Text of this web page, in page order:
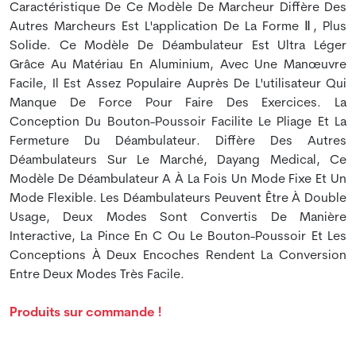
Caractéristique De Ce Modèle De Marcheur Diffère Des
Autres Marcheurs Est L'application De La Forme Ⅱ, Plus
Solide. Ce Modèle De Déambulateur Est Ultra Léger
Grâce Au Matériau En Aluminium, Avec Une Manœuvre
Facile, Il Est Assez Populaire Auprès De L'utilisateur Qui
Manque De Force Pour Faire Des Exercices. La
Conception Du Bouton-Poussoir Facilite Le Pliage Et La
Fermeture Du Déambulateur. Diffère Des Autres
Déambulateurs Sur Le Marché, Dayang Medical, Ce
Modèle De Déambulateur A À La Fois Un Mode Fixe Et Un
Mode Flexible. Les Déambulateurs Peuvent Être À Double
Usage, Deux Modes Sont Convertis De Manière
Interactive, La Pince En C Ou Le Bouton-Poussoir Et Les
Conceptions À Deux Encoches Rendent La Conversion
Entre Deux Modes Très Facile.
Produits sur commande !